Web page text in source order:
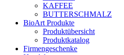
KAFFEE
BUTTERSCHMALZ
BioArt Produkte
Produktübersicht
Produktkatalog
Firmengeschenke